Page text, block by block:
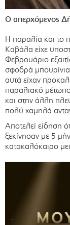
Ο απερχόμενος
Η παραλία και το
Καβάλα είχε
Φεβρουάριο
σφοδρά μπουρίνια
αυτά είχαν
παραλιακό
και στην άλλη
πολύ χαμηλά
Αποτελεί είδηση
ξεκίνησαν με 5
κατακαλόκαιρο